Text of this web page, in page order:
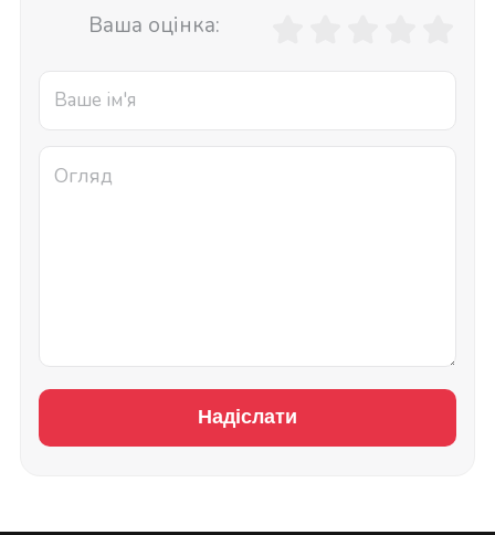
Ваша оцінка:
Надіслати